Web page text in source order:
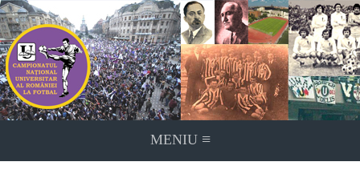
Skip
to
content
MENIU ≡